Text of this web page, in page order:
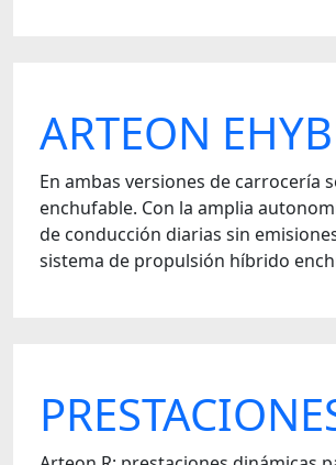
ARTEON
En ambas versiones de carrocería
enchufable. Con la amplia
de conducción diarias sin
sistema de propulsión híbrido